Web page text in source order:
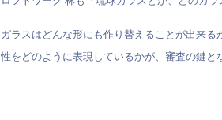
ガラスはどんな形にも作り替えることが出来
性をどのように表現しているかが、審査の鍵と